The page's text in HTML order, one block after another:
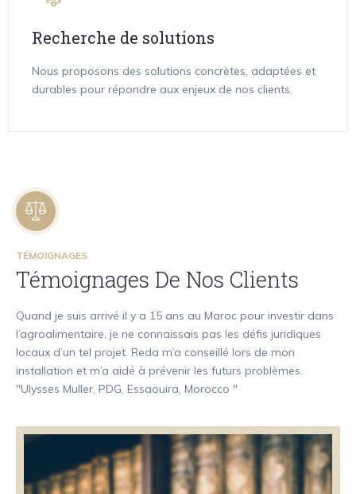
Recherche de solutions
Nous proposons des solutions concrètes, adaptées et
durables pour répondre aux enjeux de nos clients.
TÉMOIGNAGES
Témoignages De Nos Clients
Quand je suis arrivé il y a 15 ans au Maroc pour investir dans
l’agroalimentaire, je ne connaissais pas les défis juridiques
locaux d’un tel projet. Reda m’a conseillé lors de mon
installation et m’a aidé à prévenir les futurs problèmes.
"Ulysses Muller, PDG, Essaouira, Morocco "